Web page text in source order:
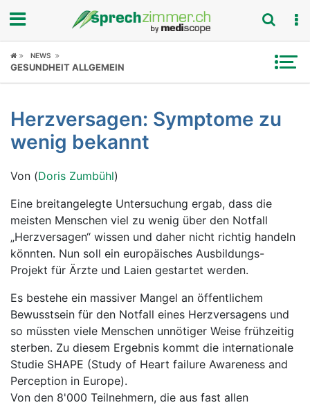
Fokus
Symptome
Untersuchungen
Ratgeber
Rubriken
NEWS
GESUNDHEIT ALLGEMEIN
Herzversagen: Symptome zu
wenig bekannt
Von (Doris Zumbühl)
Eine breitangelegte Untersuchung ergab, dass die
meisten Menschen viel zu wenig über den Notfall
„Herzversagen“ wissen und daher nicht richtig handeln
könnten. Nun soll ein europäisches Ausbildungs-
Projekt für Ärzte und Laien gestartet werden.
Es bestehe ein massiver Mangel an öffentlichem
Bewusstsein für den Notfall eines Herzversagens und
so müssten viele Menschen unnötiger Weise frühzeitig
sterben. Zu diesem Ergebnis kommt die internationale
Studie SHAPE (Study of Heart failure Awareness and
Perception in Europe).
Von den 8'000 Teilnehmern, die aus fast allen